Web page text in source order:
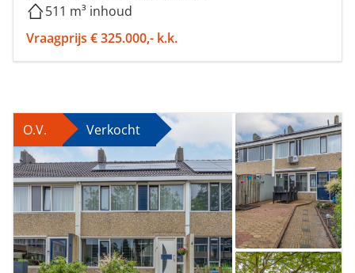
511 m³ inhoud
Vraagprijs € 325.000,- k.k.
Verkocht
O.V.